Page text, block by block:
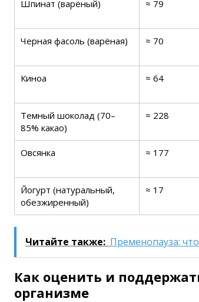
Шпинат (варёный) ≈ 79
Черная фасоль (варёная) ≈ 70
Киноа ≈ 64
Темный шоколад (70–
85% какао)
≈ 228
Овсянка ≈ 177
Йогурт (натуральный,
обезжиренный)
≈ 17
Читайте также: Пременопауза:
Как оценить и
организме